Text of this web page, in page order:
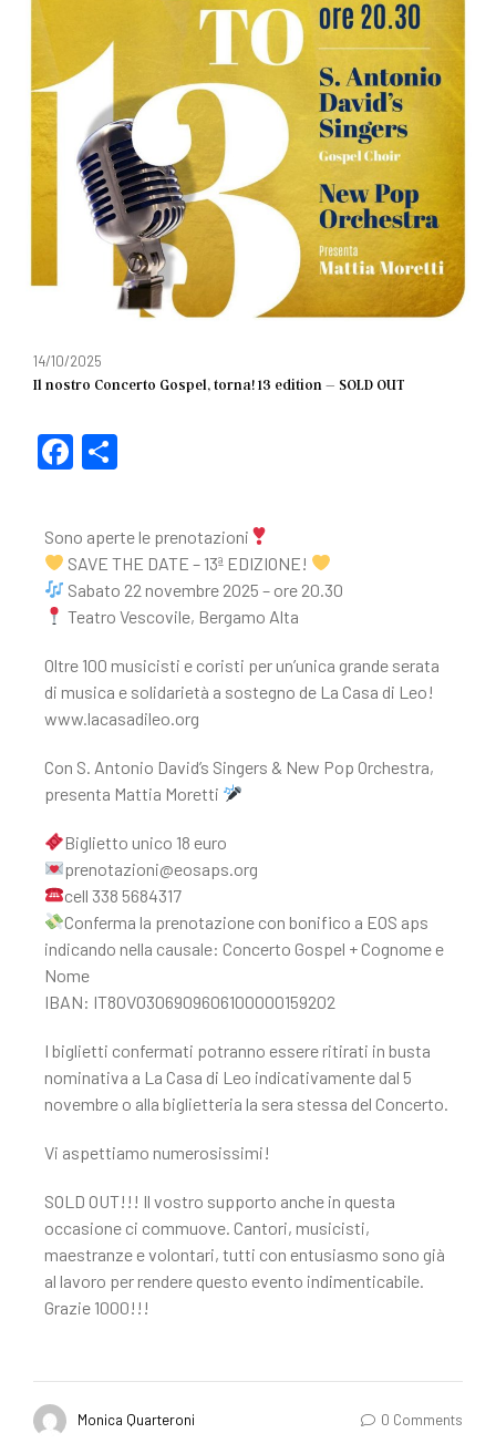
14/10/2025
Il nostro Concerto Gospel, torna! 13 edition – SOLD OUT
F
e
b
o
o
k
n
di
vi
di
Sono aperte le prenotazioni
SAVE THE DATE – 13ª EDIZIONE!
Sabato 22 novembre 2025 – ore 20.30
Teatro Vescovile, Bergamo Alta
Oltre 100 musicisti e coristi per un’unica grande serata
di musica e solidarietà a sostegno de La Casa di Leo!
www.lacasadileo.org
Con S. Antonio David’s Singers & New Pop Orchestra,
presenta Mattia Moretti
Biglietto unico 18 euro
prenotazioni@eosaps.org
cell 338 5684317
Conferma la prenotazione con bonifico a EOS aps
indicando nella causale: Concerto Gospel + Cognome e
Nome
IBAN: IT80V0306909606100000159202
I biglietti confermati potranno essere ritirati in busta
nominativa a La Casa di Leo indicativamente dal 5
novembre o alla biglietteria la sera stessa del Concerto.
Vi aspettiamo numerosissimi!
SOLD OUT!!! Il vostro supporto anche in questa
occasione ci commuove. Cantori, musicisti,
maestranze e volontari, tutti con entusiasmo sono già
al lavoro per rendere questo evento indimenticabile.
Grazie 1000!!!
Monica Quarteroni 0 Comments